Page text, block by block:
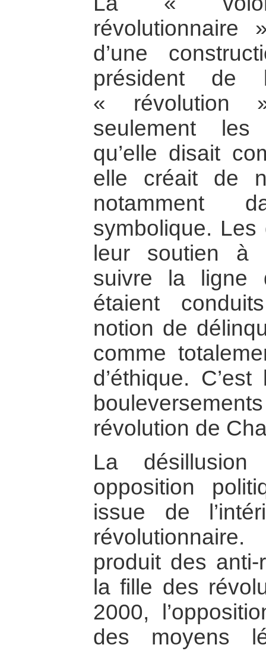
d’une
président de
« révolution
seulement les
qu’elle disait
elle créait de
notamment
symbolique.
leur soutien à
suivre la ligne
étaient
notion de
comme
d’éthique.
révolution de
La
opposition
issue de
produit des anti-
la fille des
2000,
des moyens